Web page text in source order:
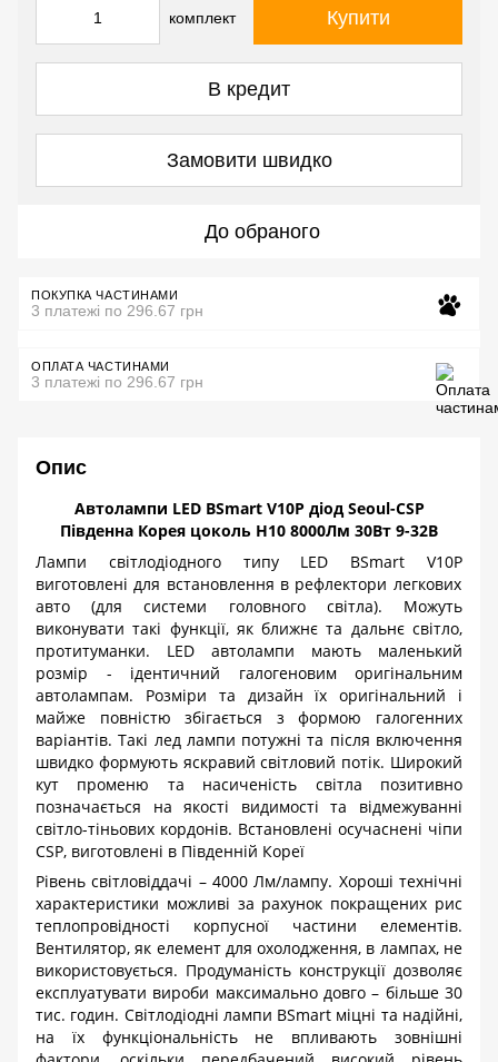
комплект Купити
В кредит
Замовити швидко
До обраного
ПОКУПКА ЧАСТИНАМИ
3 платежі по 296.67 грн
ОПЛАТА ЧАСТИНАМИ
3 платежі по 296.67 грн
Опис
Автолампи LED BSmart V10P діод Seoul-CSP
Південна Корея цоколь H10 8000Лм 30Вт 9-32В
Лампи світлодіодного типу LED BSmart V10P
виготовлені для встановлення в рефлектори легкових
авто (для системи головного світла). Можуть
виконувати такі функції, як ближнє та дальнє світло,
протитуманки. LED автолампи мають маленький
розмір - ідентичний галогеновим оригінальним
автолампам. Розміри та дизайн їх оригінальний і
майже повністю збігається з формою галогенних
варіантів. Такі лед лампи потужні та після включення
швидко формують яскравий світловий потік. Широкий
кут променю та насиченість світла позитивно
позначається на якості видимості та відмежуванні
світло-тіньових кордонів. Встановлені осучаснені чіпи
CSP, виготовлені в Південній Кореї
Рівень світловіддачі – 4000 Лм/лампу. Хороші технічні
характеристики можливі за рахунок покращених рис
теплопровідності корпусної частини елементів.
Вентилятор, як елемент для охолодження, в лампах, не
використовується. Продуманість конструкції дозволяє
експлуатувати вироби максимально довго – більше 30
тис. годин. Світлодіодні лампи BSmart міцні та надійні,
на їх функціональність не впливають зовнішні